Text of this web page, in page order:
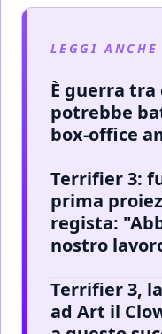
LEGGI ANCHE
È guerra
potrebbe
box-office
Terrifier 3:
prima
regista:
nostro
Terrifier 3,
ad Art il